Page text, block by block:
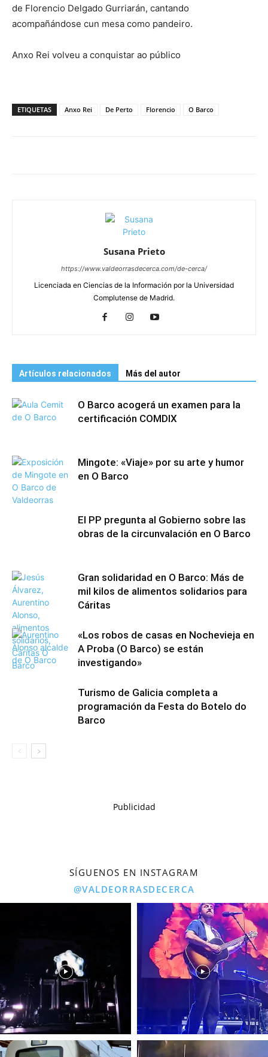
de Florencio Delgado Gurriarán, cantando
acompañándose cun mesa como pandeiro.
Anxo Rei volveu a conquistar ao público
ETIQUETAS Anxo Rei De Perto Florencio O Barco
Susana Prieto
https://www.valdeorrasdecerca.com/de-cerca/
Licenciada en Ciencias de la Información por la Universidad
Complutense de Madrid.
Artículos relacionados Más del autor
O Barco acogerá un examen para la
certificación COMDIX
Mingote: «Viaje» por su arte y humor
en O Barco
El PP pregunta al Gobierno sobre las
obras de la circunvalación en O Barco
Gran solidaridad en O Barco: Más de
mil kilos de alimentos solidarios para
Cáritas
«Los robos de casas en Nochevieja en
A Proba (O Barco) se están
investigando»
Turismo de Galicia completa a
programación da Festa do Botelo do
Barco
Publicidad
SÍGUENOS EN INSTAGRAM
@VALDEORRASDECERCA